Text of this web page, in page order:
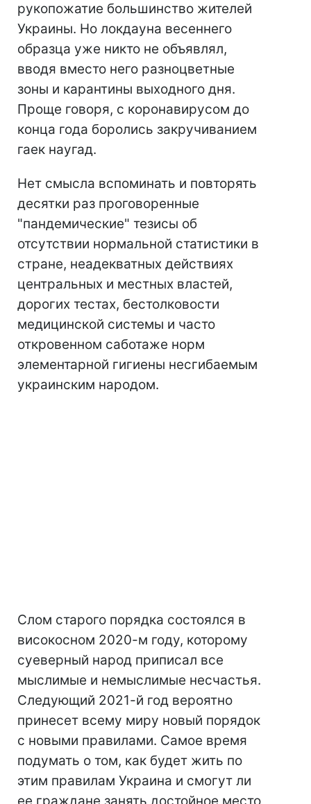
рукопожатие большинство жителей
Украины. Но локдауна весеннего
образца уже никто не объявлял,
вводя вместо него разноцветные
зоны и карантины выходного дня.
Проще говоря, с коронавирусом до
конца года боролись закручиванием
гаек наугад.
Нет смысла вспоминать и повторять
десятки раз проговоренные
"пандемические" тезисы об
отсутствии нормальной статистики в
стране, неадекватных действиях
центральных и местных властей,
дорогих тестах, бестолковости
медицинской системы и часто
откровенном саботаже норм
элементарной гигиены несгибаемым
украинским народом.
Слом старого порядка состоялся в
високосном 2020-м году, которому
суеверный народ приписал все
мыслимые и немыслимые несчастья.
Следующий 2021-й год вероятно
принесет всему миру новый порядок
с новыми правилами. Самое время
подумать о том, как будет жить по
этим правилам Украина и смогут ли